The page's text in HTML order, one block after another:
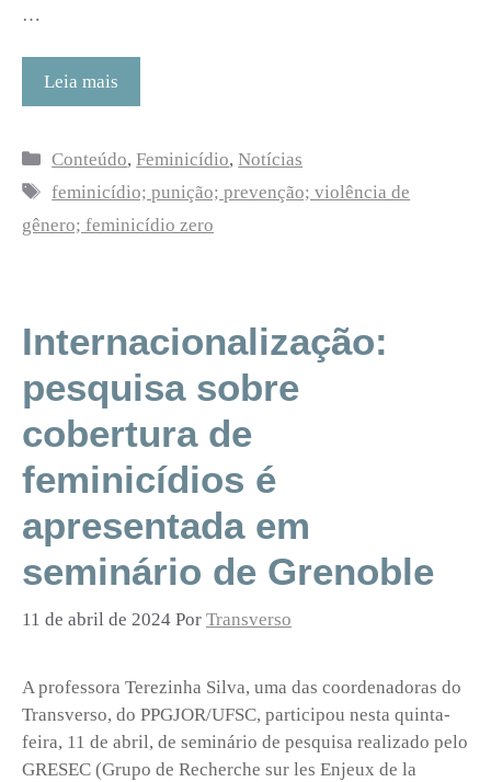
…
Leia mais
Categorias
Conteúdo,Feminicídio,Notícias
Tags
feminicídio; punição; prevenção; violência de
gênero; feminicídio zero
Internacionalização:
pesquisa sobre
cobertura de
feminicídios é
apresentada em
seminário de Grenoble
11 de abril de 2024 Por Transverso
A professora Terezinha Silva, uma das coordenadoras do
Transverso, do PPGJOR/UFSC, participou nesta quinta-
feira, 11 de abril, de seminário de pesquisa realizado pelo
GRESEC (Grupo de Recherche sur les Enjeux de la